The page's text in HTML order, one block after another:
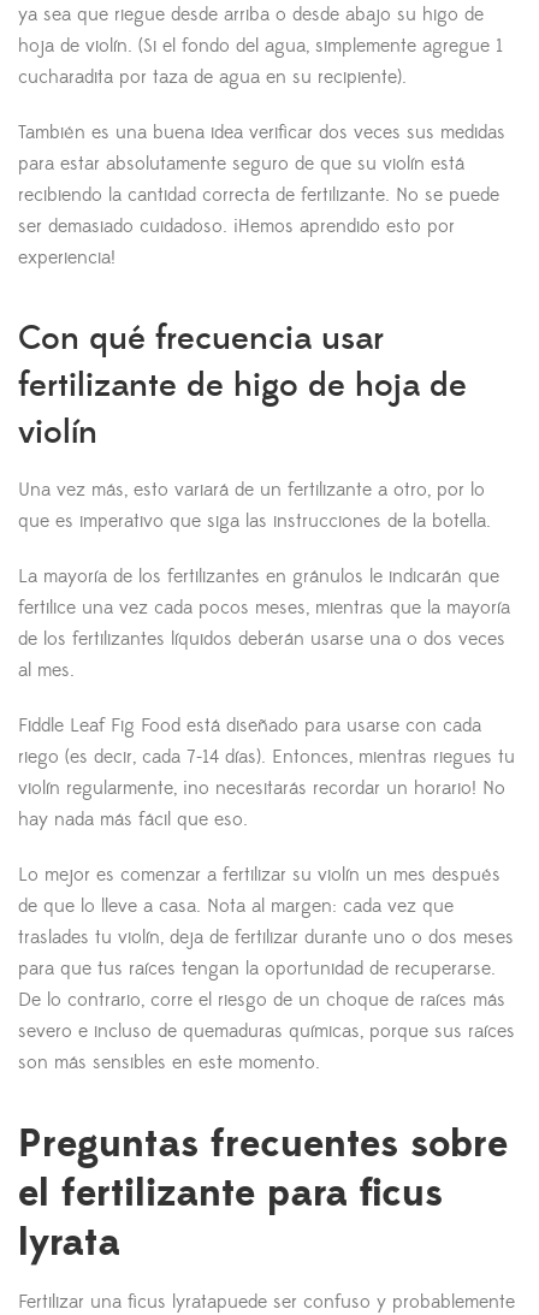
ya sea que riegue desde arriba o desde abajo su higo de
hoja de violín. (Si el fondo del agua, simplemente agregue 1
cucharadita por taza de agua en su recipiente).
También es una buena idea verificar dos veces sus medidas
para estar absolutamente seguro de que su violín está
recibiendo la cantidad correcta de fertilizante. No se puede
ser demasiado cuidadoso. ¡Hemos aprendido esto por
experiencia!
Con qué frecuencia usar
fertilizante de higo de hoja de
violín
Una vez más, esto variará de un fertilizante a otro, por lo
que es imperativo que siga las instrucciones de la botella.
La mayoría de los fertilizantes en gránulos le indicarán que
fertilice una vez cada pocos meses, mientras que la mayoría
de los fertilizantes líquidos deberán usarse una o dos veces
al mes.
Fiddle Leaf Fig Food está diseñado para usarse con cada
riego (es decir, cada 7-14 días). Entonces, mientras riegues tu
violín regularmente, ¡no necesitarás recordar un horario! No
hay nada más fácil que eso.
Lo mejor es comenzar a fertilizar su violín un mes después
de que lo lleve a casa. Nota al margen: cada vez que
traslades tu violín, deja de fertilizar durante uno o dos meses
para que tus raíces tengan la oportunidad de recuperarse.
De lo contrario, corre el riesgo de un choque de raíces más
severo e incluso de quemaduras químicas, porque sus raíces
son más sensibles en este momento.
Preguntas frecuentes sobre
el fertilizante para ficus
lyrata
Fertilizar una ficus lyratapuede ser confuso y probablemente